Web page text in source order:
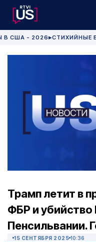
В США - 2026 ▶СТИХИЙНЫЕ
Трамп летит в
ФБР и
Пенсильвании.
15 СЕНТЯБРЯ 2025 10:36